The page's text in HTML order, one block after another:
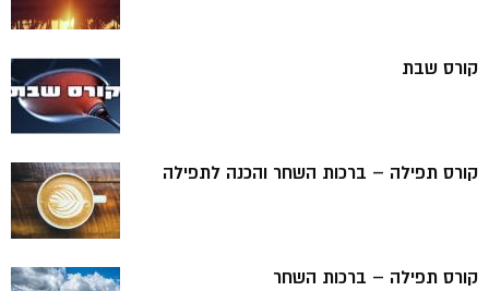
קורס שבת
קורס תפילה – ברכות השחר והכנה לתפילה
קורס תפילה – ברכות השחר